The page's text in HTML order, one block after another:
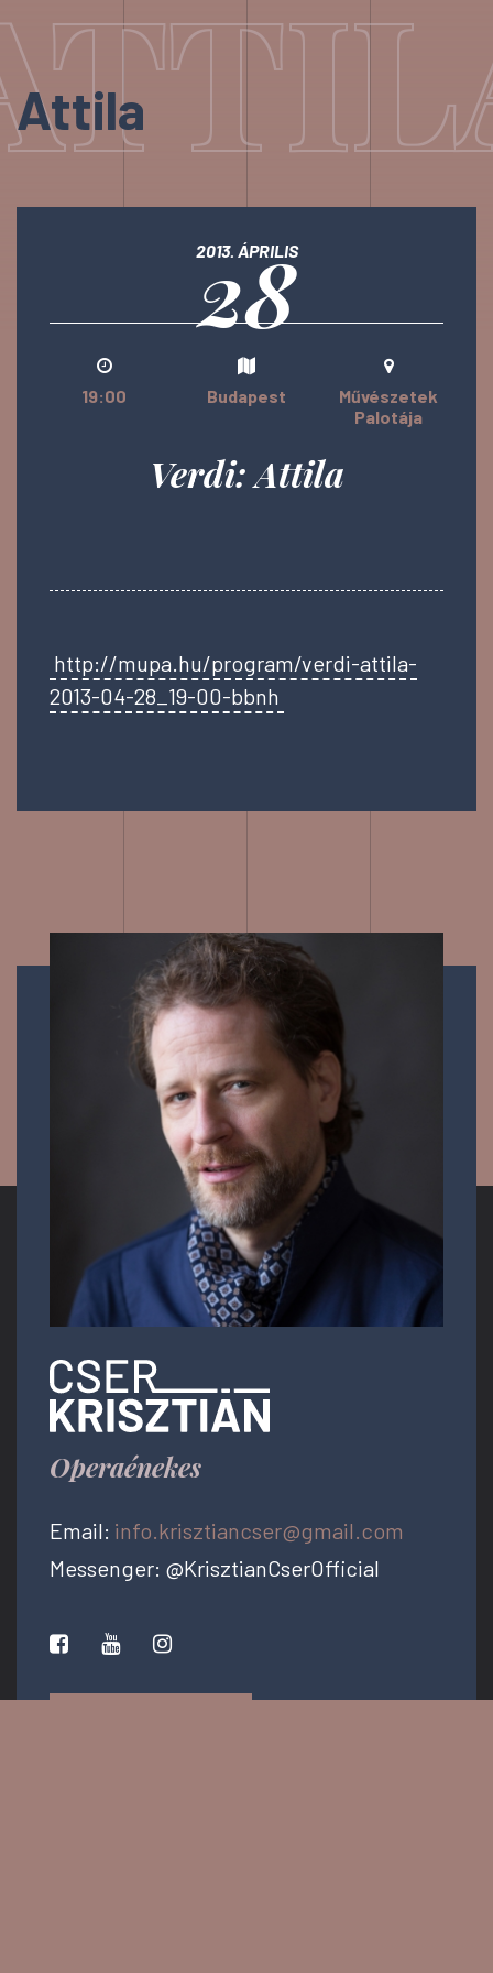
Attila
2013. ÁPRILIS
28
19:00 Budapest
Művészetek
Palotája
Verdi: Attila
http://mupa.hu/program/verdi-attila-
2013-04-28_19-00-bbnh
Operaénekes
Email: info.krisztiancser@gmail.com
Messenger: @KrisztianCserOfficial